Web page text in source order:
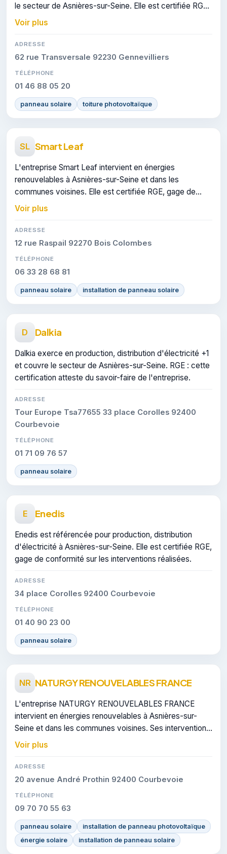
le secteur de Asnières-sur-Seine. Elle est certifiée RGE,
gage de conformité sur les interventions réalisées.
Voir plus
ADRESSE
62 rue Transversale 92230 Gennevilliers
TÉLÉPHONE
01 46 88 05 20
panneau solaire toiture photovoltaïque
SL Smart Leaf
L'entreprise Smart Leaf intervient en énergies
renouvelables à Asnières-sur-Seine et dans les
communes voisines. Elle est certifiée RGE, gage de
conformité sur les interventions réalisées.
Voir plus
ADRESSE
12 rue Raspail 92270 Bois Colombes
TÉLÉPHONE
06 33 28 68 81
panneau solaire installation de panneau solaire
D Dalkia
Dalkia exerce en production, distribution d'électricité +1
et couvre le secteur de Asnières-sur-Seine. RGE : cette
certification atteste du savoir-faire de l'entreprise.
ADRESSE
Tour Europe Tsa77655 33 place Corolles 92400
Courbevoie
TÉLÉPHONE
01 71 09 76 57
panneau solaire
E Enedis
Enedis est référencée pour production, distribution
d'électricité à Asnières-sur-Seine. Elle est certifiée RGE,
gage de conformité sur les interventions réalisées.
ADRESSE
34 place Corolles 92400 Courbevoie
TÉLÉPHONE
01 40 90 23 00
panneau solaire
NR NATURGY RENOUVELABLES FRANCE
L'entreprise NATURGY RENOUVELABLES FRANCE
intervient en énergies renouvelables à Asnières-sur-
Seine et dans les communes voisines. Ses interventions
couvrent le domaine de panneaux solaires.
Voir plus
ADRESSE
20 avenue André Prothin 92400 Courbevoie
TÉLÉPHONE
09 70 70 55 63
panneau solaire
installation de panneau photovoltaïque
énergie solaire
installation de panneau solaire